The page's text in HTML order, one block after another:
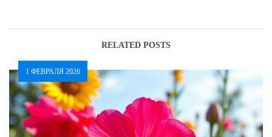
RELATED POSTS
1 ФЕВРАЛЯ 2026